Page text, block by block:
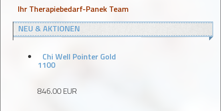
Ihr Therapiebedarf-Panek Team
NEU & AKTIONEN
Chi Well Pointer Gold
1100
846.00 EUR